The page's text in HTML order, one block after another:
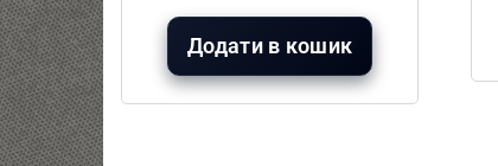
Додати в кошик